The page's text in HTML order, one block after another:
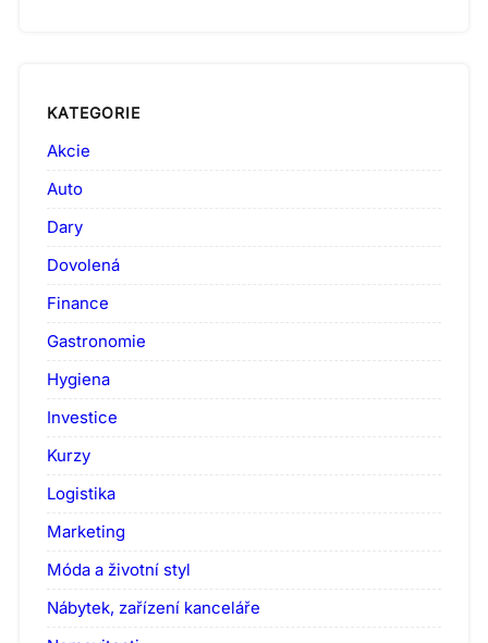
KATEGORIE
Akcie
Auto
Dary
Dovolená
Finance
Gastronomie
Hygiena
Investice
Kurzy
Logistika
Marketing
Móda a životní styl
Nábytek, zařízení kanceláře